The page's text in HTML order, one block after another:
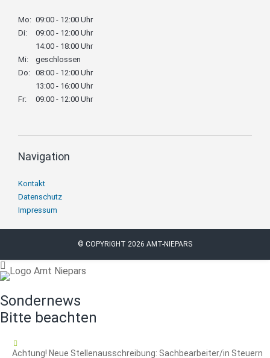
Mo: 09:00 - 12:00 Uhr
Di:
09:00 - 12:00 Uhr
14:00 - 18:00 Uhr
Mi:
geschlossen
Do: 08:00 - 12:00 Uhr
13:00 - 16:00 Uhr
Fr:
09:00 - 12:00 Uhr
Navigation
Navigation
überspringen
Kontakt
Datenschutz
Impressum
© COPYRIGHT 2026 AMT-NIEPARS
Sondernews
Bitte beachten
Achtung! Neue Stellenausschreibung: Sachbearbeiter/in Steuern